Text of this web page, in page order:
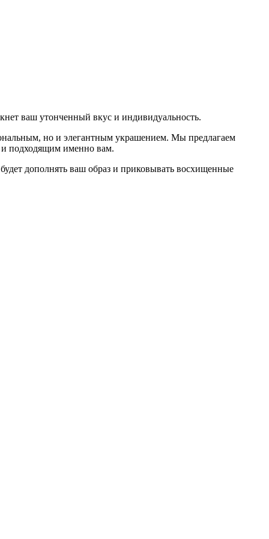
ваш утонченный вкус и индивидуальность.
но и элегантным украшением. Мы предлагаем
и подходящим именно вам.
дополнять ваш образ и приковывать восхищенные